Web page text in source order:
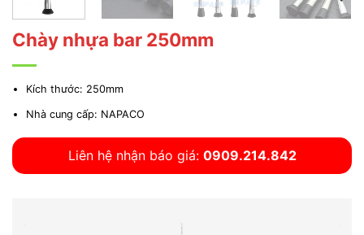
Chày nhựa bar 250mm
Kích thước: 250mm
Nhà cung cấp: NAPACO
Liên hệ nhận báo giá: 0909.214.842